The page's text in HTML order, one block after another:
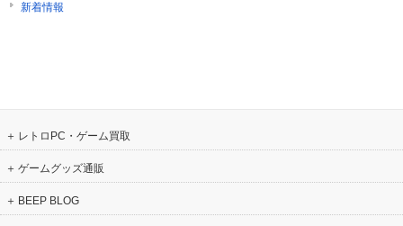
新着情報
レトロPC・ゲーム買取
ゲームグッズ通販
BEEP BLOG